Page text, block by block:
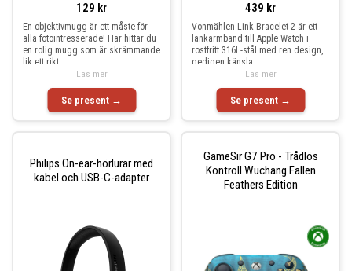
129 kr
En objektivmugg är ett måste för
alla fotointresserade! Här hittar du
en rolig mugg som är skrämmande
lik ett rikt
Se present →
Läs mer
439 kr
Vonmählen Link Bracelet 2 är ett
länkarmband till Apple Watch i
rostfritt 316L-stål med ren design,
gedigen känsla
Se present →
Läs mer
Philips On-ear-hörlurar med
kabel och USB-C-adapter
GameSir G7 Pro - Trådlös
Kontroll Wuchang Fallen
Feathers Edition